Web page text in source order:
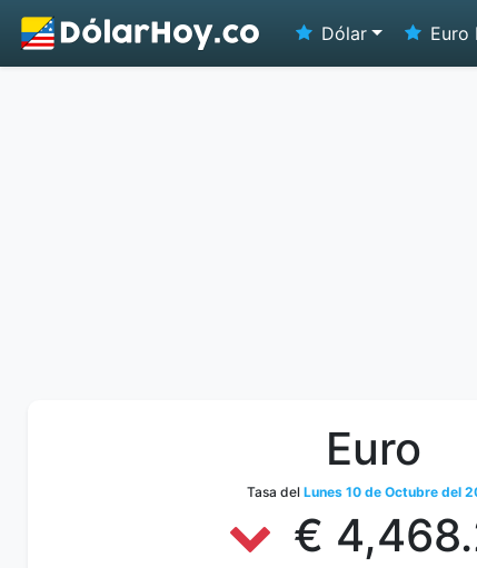
Dólar Euro
Euro
Tasa del Lunes 10 de Octubre del
€